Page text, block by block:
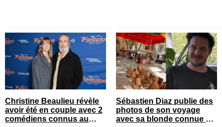
Christine Beaulieu révèle
avoir été en couple avec 2
comédiens connus au
Sébastien Diaz publie des
photos de son voyage
avec sa blonde connue en